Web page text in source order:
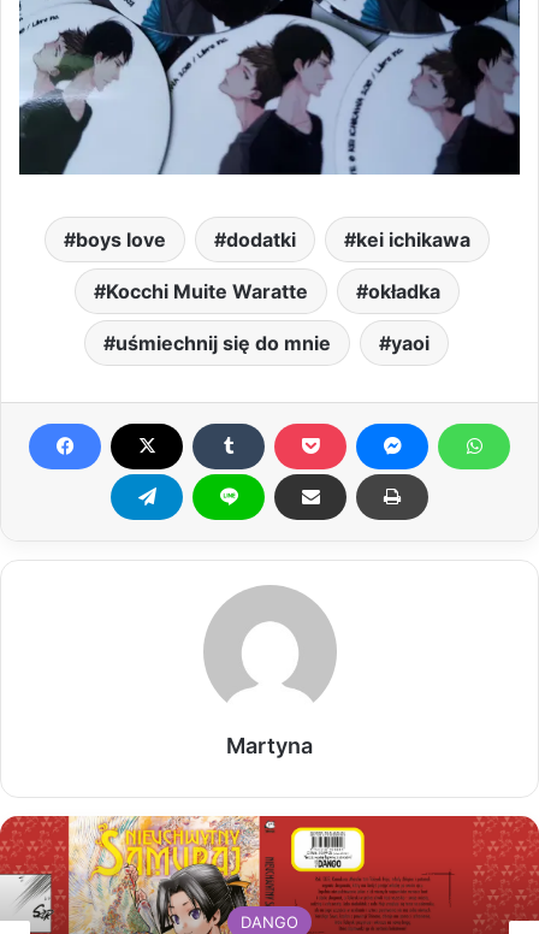
boys love dodatki kei ichikawa
Kocchi Muite Waratte okładka
uśmiechnij się do mnie yaoi
Martyna
DANGO